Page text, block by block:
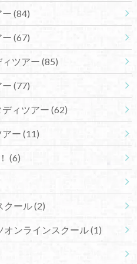
(84)
(67)
ツアー (85)
(77)
ィツアー (62)
ー (11)
(6)
クール(2)
ンラインスクール(1)